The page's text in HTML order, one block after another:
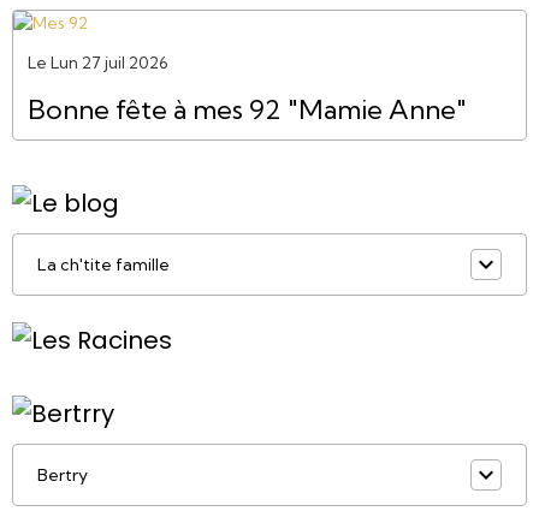
Le Lun 27 juil 2026
Bonne fête à mes 92 "Mamie Anne"
La ch'tite famille
Bertry